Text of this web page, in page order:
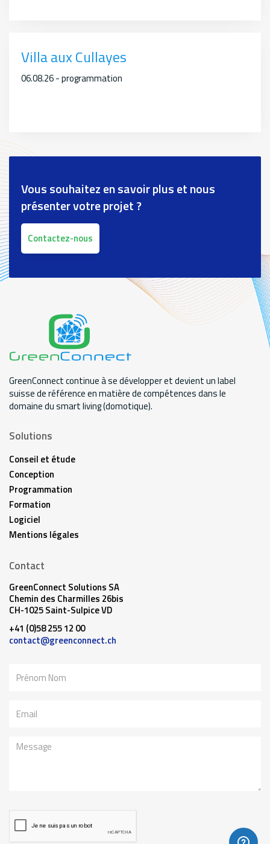
Villa aux Cullayes
06.08.26 - programmation
Vous souhaitez en savoir plus et nous
présenter votre projet ?
Contactez-nous
GreenConnect continue à se développer et devient un label
suisse de référence en matière de compétences dans le
domaine du smart living (domotique).
Solutions
Conseil et étude
Conception
Programmation
Formation
Logiciel
Mentions légales
Contact
GreenConnect Solutions SA
Chemin des Charmilles 26bis
CH-1025 Saint-Sulpice VD
+41 (0)58 255 12 00
contact@greenconnect.ch
Message